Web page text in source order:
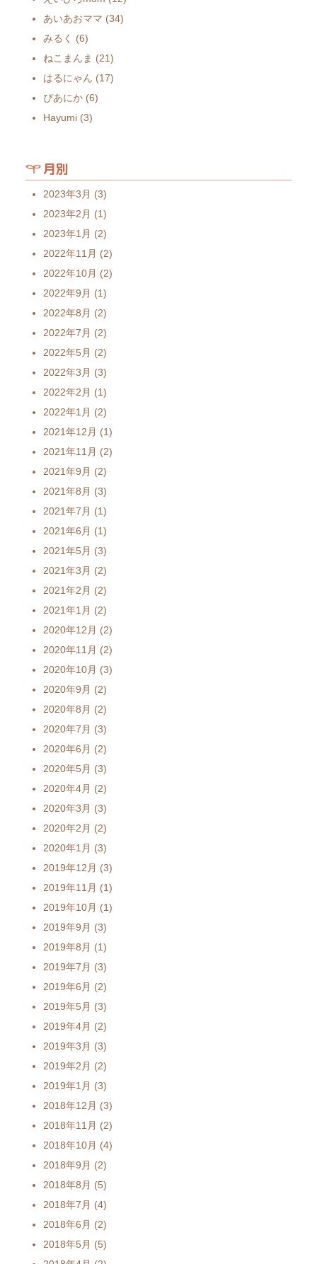
あいあおママ (34)
みるく
(6)
ねこまんま (21)
はるにゃん (17)
ぴあにか(6)
Hayumi(3)
月別
2023年3月 (3)
2023年2月 (1)
2023年1月 (2)
2022年11月 (2)
2022年10月 (2)
2022年9月 (1)
2022年8月 (2)
2022年7月 (2)
2022年5月 (2)
2022年3月 (3)
2022年2月 (1)
2022年1月 (2)
2021年12月 (1)
2021年11月 (2)
2021年9月 (2)
2021年8月 (3)
2021年7月 (1)
2021年6月 (1)
2021年5月 (3)
2021年3月 (2)
2021年2月 (2)
2021年1月 (2)
2020年12月 (2)
2020年11月 (2)
2020年10月 (3)
2020年9月 (2)
2020年8月 (2)
2020年7月 (3)
2020年6月 (2)
2020年5月 (3)
2020年4月 (2)
2020年3月 (3)
2020年2月 (2)
2020年1月 (3)
2019年12月 (3)
2019年11月 (1)
2019年10月 (1)
2019年9月 (3)
2019年8月 (1)
2019年7月 (3)
2019年6月 (2)
2019年5月 (3)
2019年4月 (2)
2019年3月 (3)
2019年2月 (2)
2019年1月 (3)
2018年12月 (3)
2018年11月 (2)
2018年10月 (4)
2018年9月 (2)
2018年8月 (5)
2018年7月 (4)
2018年6月 (2)
2018年5月 (5)